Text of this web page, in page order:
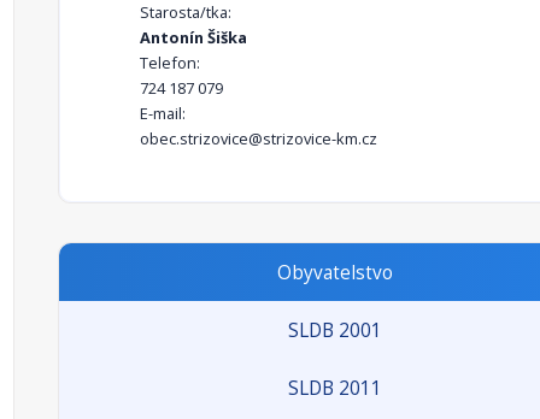
Starosta/tka:
Antonín Šiška
Telefon:
724 187 079
E-mail:
obec.strizovice@strizovice-km.cz
Obyvatelstvo
SLDB 2001
SLDB 2011